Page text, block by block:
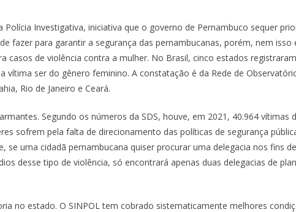
Investigativa, iniciativa que o governo de Pernambuco sequer
fazer para garantir a segurança das pernambucanas, porém, nem isso
de violência contra a mulher. No Brasil, cinco estados
ser do gênero feminino. A constatação é da Rede de
Rio de Janeiro e Ceará.
Segundo os números da SDS, houve, em 2021, 40.964 vítimas
sofrem pela falta de direcionamento das políticas de segurança
uma cidadã pernambucana quiser procurar uma delegacia nos fins
desse tipo de violência, só encontrará apenas duas delegacias de
no estado. O SINPOL tem cobrado sistematicamente melhores